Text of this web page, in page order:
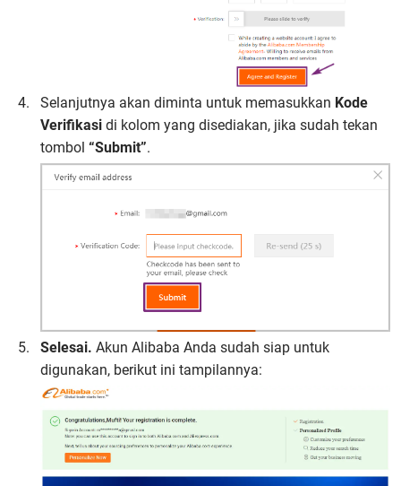
Selanjutnya akan diminta untuk memasukkan Kode
Verifikasi di kolom yang disediakan, jika sudah tekan
tombol “Submit”.
Selesai. Akun Alibaba Anda sudah siap untuk
digunakan, berikut ini tampilannya: